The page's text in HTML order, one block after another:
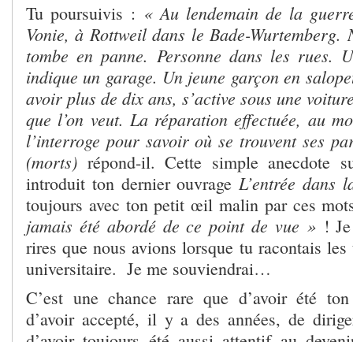
Tu poursuivis : « Au lendemain de la
Vonie, à Rottweil dans le Bade-Wurtemberg.
tombe en panne. Personne dans les rues.
indique un garage. Un jeune garçon en
avoir plus de dix ans, s’active sous une
que l’on veut. La réparation effectuée, au
l’interroge pour savoir où se trouvent ses
(morts) répond-il. Cette simple anecdote
introduit ton dernier ouvrageL’entrée dans
toujours avec ton petit œil malin par ces
jamais été abordé de ce point de vue »! Je
rires que nous avions lorsque tu racontais
universitaire. Je me souviendrai…
C’est une chance rare que d’avoir été
d’avoir accepté, il y a des années, de